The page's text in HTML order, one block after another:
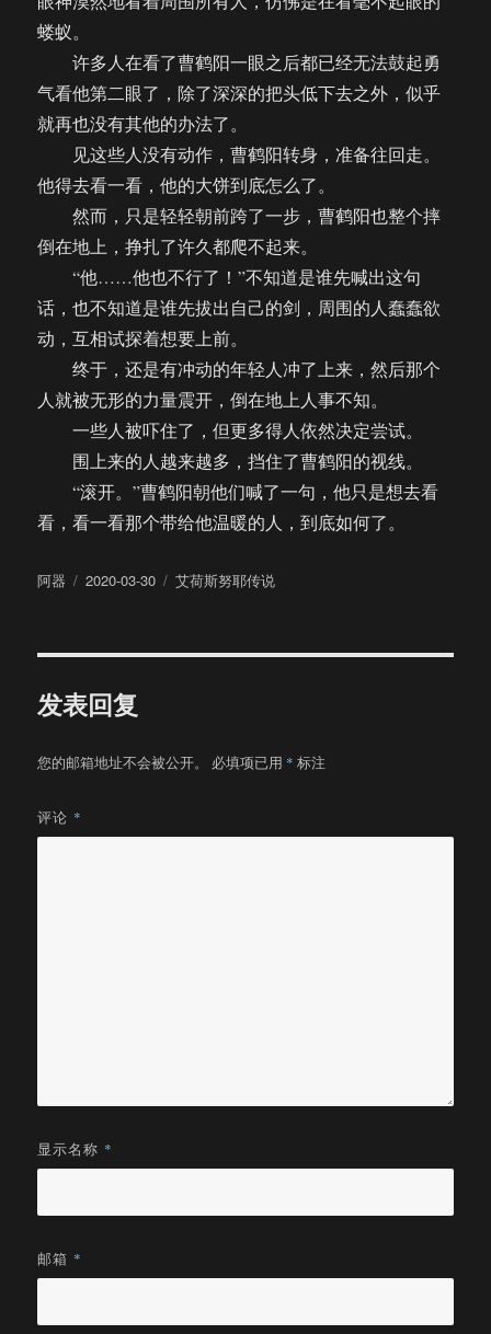
蝼蚁。
许多人在看了曹鹤阳一眼之后都已经无法鼓起勇
气看他第二眼了，除了深深的把头低下去之外，似乎
就再也没有其他的办法了。
见这些人没有动作，曹鹤阳转身，准备往回走。
他得去看一看，他的大饼到底怎么了。
然而，只是轻轻朝前跨了一步，曹鹤阳也整个摔
倒在地上，挣扎了许久都爬不起来。
“他……他也不行了！”不知道是谁先喊出这句
话，也不知道是谁先拔出自己的剑，周围的人蠢蠢欲
动，互相试探着想要上前。
终于，还是有冲动的年轻人冲了上来，然后那个
人就被无形的力量震开，倒在地上人事不知。
一些人被吓住了，但更多得人依然决定尝试。
围上来的人越来越多，挡住了曹鹤阳的视线。
“滚开。”曹鹤阳朝他们喊了一句，他只是想去看
看，看一看那个带给他温暖的人，到底如何了。
作
阿器
发
2020-03-30
分
艾荷斯努耶传说
发表回复
您的邮箱地址不会被公开。 必填项已用 * 标注
评论 *
显示名称 *
邮箱 *